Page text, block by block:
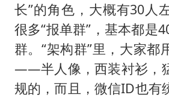
长”的角色，大概有30人
很多“报单群”，基本都是
群。“架构群”里，大家都
——半人像，西装衬衫，
规的，而且，微信ID也有